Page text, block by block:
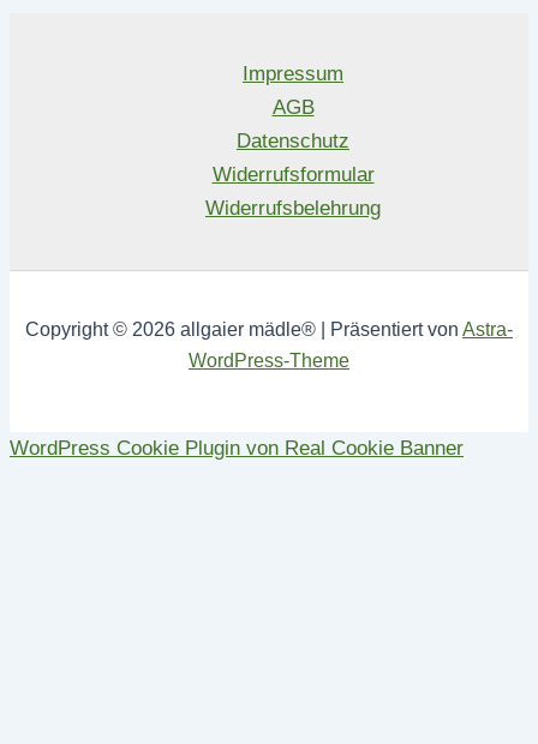
Impressum
AGB
Datenschutz
Widerrufsformular
Widerrufsbelehrung
Copyright © 2026 allgaier mädle® | Präsentiert von Astra-
WordPress-Theme
WordPress Cookie Plugin von Real Cookie Banner